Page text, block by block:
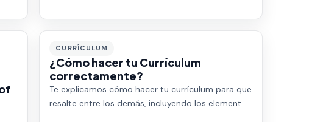
CURRÍCULUM
¿Cómo hacer tu Currículum
correctamente?
Te explicamos cómo hacer tu currículum para que
resalte entre los demás, incluyendo los elementos